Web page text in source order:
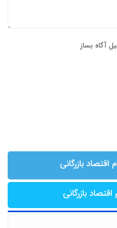
آگاه بساز
اقتصاد بازرگانی
اقتصاد بازرگانی